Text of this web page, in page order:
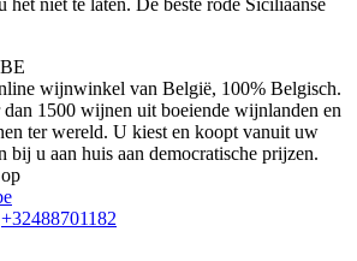
wijnwinkel van België, 100% Belgisch.
1500 wijnen uit boeiende wijnlanden en
ter wereld. U kiest en koopt vanuit uw
bij u aan huis aan democratische prijzen.
+32488701182